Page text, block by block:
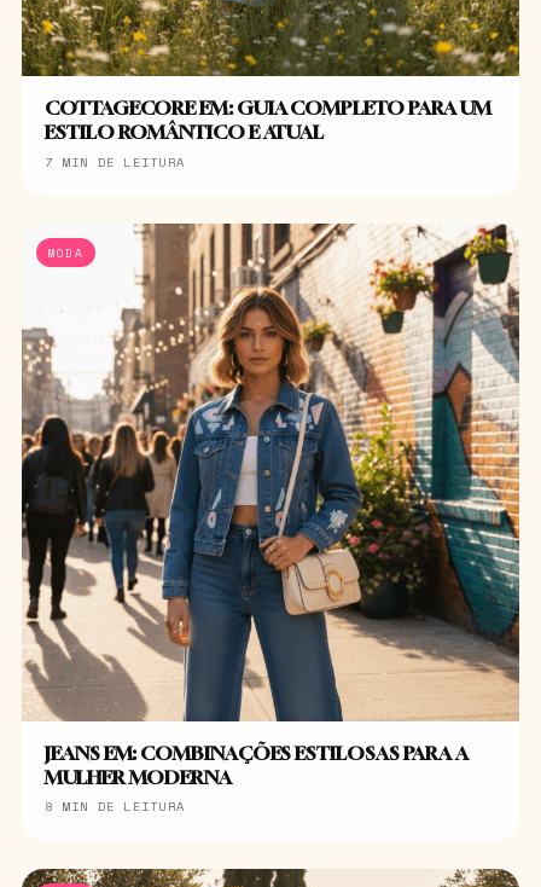
COTTAGECORE EM: GUIA COMPLETO PARA UM
ESTILO ROMÂNTICO E ATUAL
7 MIN DE LEITURA
MODA
JEANS EM: COMBINAÇÕES ESTILOSAS PARA A
MULHER MODERNA
8 MIN DE LEITURA